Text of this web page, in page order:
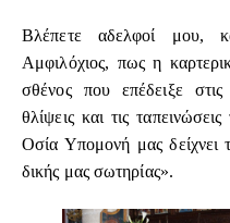
Βλέπετε αδελφοί μου,
Αμφιλόχιος, πως η
σθένος που επέδειξε στις
θλίψεις και τις
Οσία Υπομονή μας δείχνει
δικής μας σωτηρίας».